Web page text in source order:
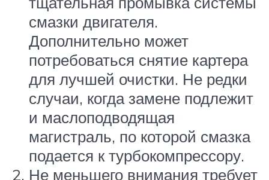
смазки двигателя.
Дополнительно может
потребоваться снятие картера
для лучшей очистки. Не редки
случаи, когда замене подлежит
и маслоподводящая
магистраль, по которой смазка
подается к турбокомпрессору.
Не меньшего внимания требует